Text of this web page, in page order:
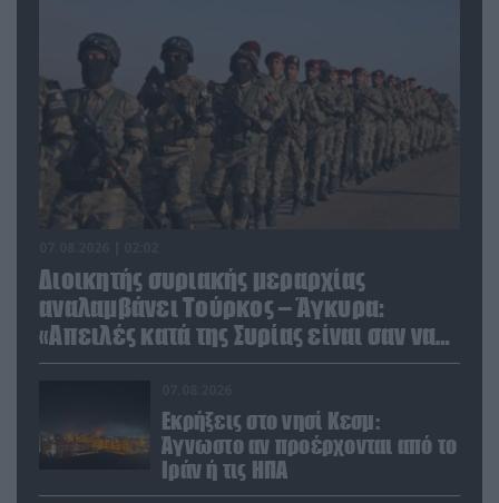
Διοικητής συριακής μεραρχίας
αναλαμβάνει Τούρκος – Άγκυρα:
«Απειλές κατά της Συρίας είναι σαν να
απειλούν εμάς»
Εκρήξεις στο νησί Κεσμ:
Άγνωστο αν προέρχονται από το
Ιράν ή τις ΗΠΑ